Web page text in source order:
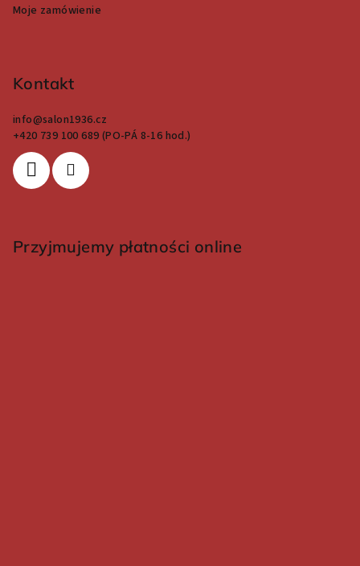
Moje zamówienie
Kontakt
info@salon1936.cz
+420 739 100 689 (PO-PÁ 8-16 hod.)
Przyjmujemy płatności online